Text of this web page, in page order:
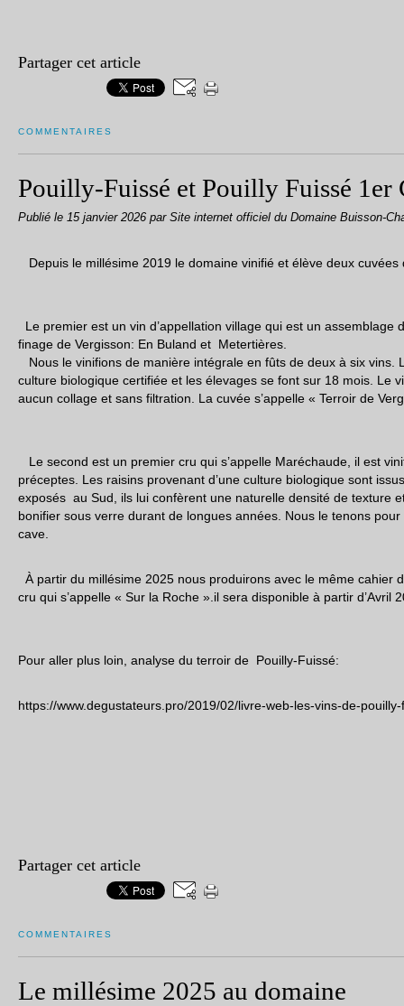
Partager cet article
COMMENTAIRES
Pouilly-Fuissé et Pouilly Fuissé 1er
Publié le 15 janvier 2026 par Site internet officiel du Domaine Buisson-
Depuis le millésime 2019 le domaine vinifié et élève deux cuvées
Le premier est un vin d’appellation village qui est un assemblage
finage de Vergisson: En Buland et Metertières.
Nous le vinifions de manière intégrale en fûts de deux à six vins.
culture biologique certifiée et les élevages se font sur 18 mois. Le
aucun collage et sans filtration. La cuvée s’appelle « Terroir de
Le second est un premier cru qui s’appelle Maréchaude, il est
préceptes. Les raisins provenant d’une culture biologique sont
exposés au Sud, ils lui confèrent une naturelle densité de texture
bonifier sous verre durant de longues années. Nous le tenons
cave.
À partir du millésime 2025 nous produirons avec le même cahier
cru qui s’appelle « Sur la Roche ».il sera disponible à partir d’Avril
Pour aller plus loin, analyse du terroir de Pouilly-Fuissé:
https://www.degustateurs.pro/2019/02/livre-web-les-vins-de-
Partager cet article
COMMENTAIRES
Le millésime 2025 au domaine